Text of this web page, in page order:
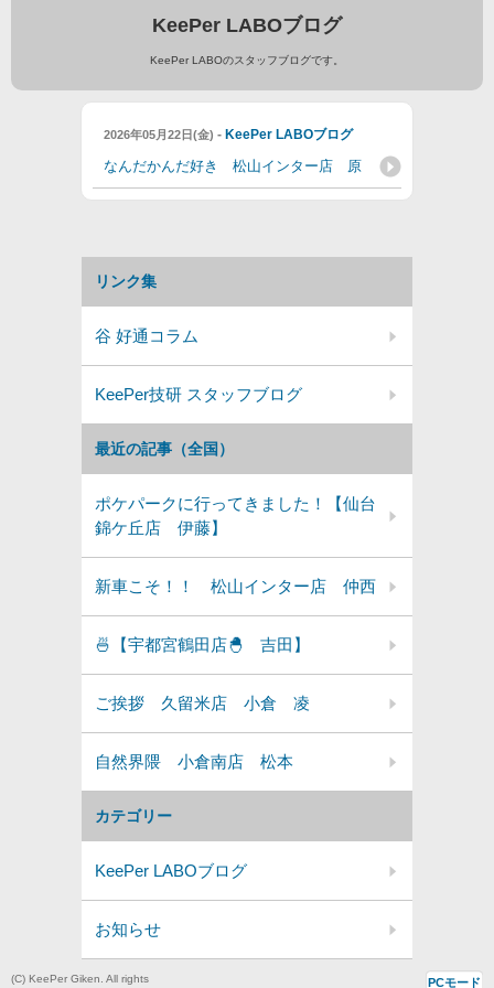
KeePer LABOブログ
KeePer LABOのスタッフブログです。
2026年05月22日(金) - KeePer LABOブログ
なんだかんだ好き 松山インター店 原
カテゴリー
KeePer LABOブログ
お知らせ
最近の記事（全国）
ポケパークに行ってきました！【仙台
錦ケ丘店 伊藤】
新車こそ！！ 松山インター店 仲西
🍜【宇都宮鶴田店🐣 吉田】
ご挨拶 久留米店 小倉 凌
自然界隈 小倉南店 松本
リンク集
谷 好通コラム
KeePer技研 スタッフブログ
(C) KeePer Giken. All rights PCモード